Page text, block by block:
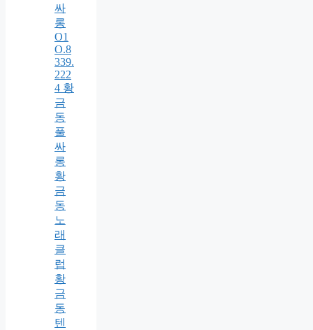
싸
롱
O1
O.8
339.
222
4 황
금
동
풀
싸
롱
황
금
동
노
래
클
럽
황
금
동
텐